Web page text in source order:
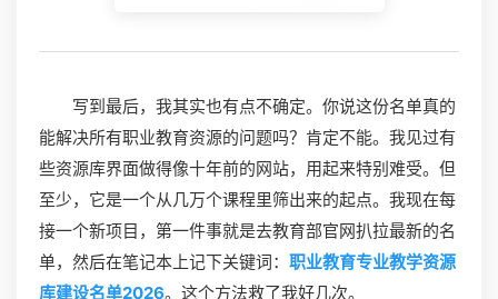
写到最后，我其实也有点不确定。你说这份名单真的
能解决所有职业教育资源的问题吗？肯定不能。我见过有
些资源库界面做得像十年前的网站，用起来特别难受。但
至少，它是一个从几万个课程里筛出来的起点。我现在每
接一个新项目，第一件事就是去教育部官网扒拉最新的名
单，然后在笔记本上记下关键词： 职业教育专业教学资源
库建设名单2026。这个方法救了我好几次。